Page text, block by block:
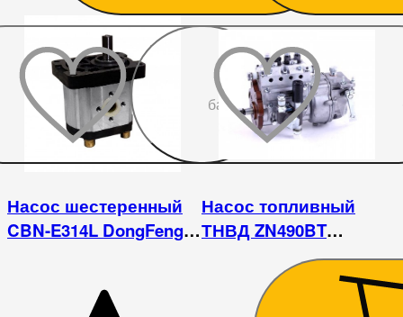
До
бажаного
Насос шестеренный
CBN-E314L DongFeng
Насос топливный
ТНВД ZN490BT
DongFeng 404 Chery